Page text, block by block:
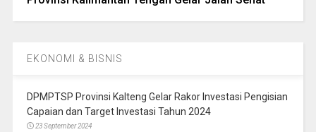
EKONOMI & BISNIS
DPMPTSP Provinsi Kalteng Gelar Rakor Investasi Pengisian
Capaian dan Target Investasi Tahun 2024
23 September 2024